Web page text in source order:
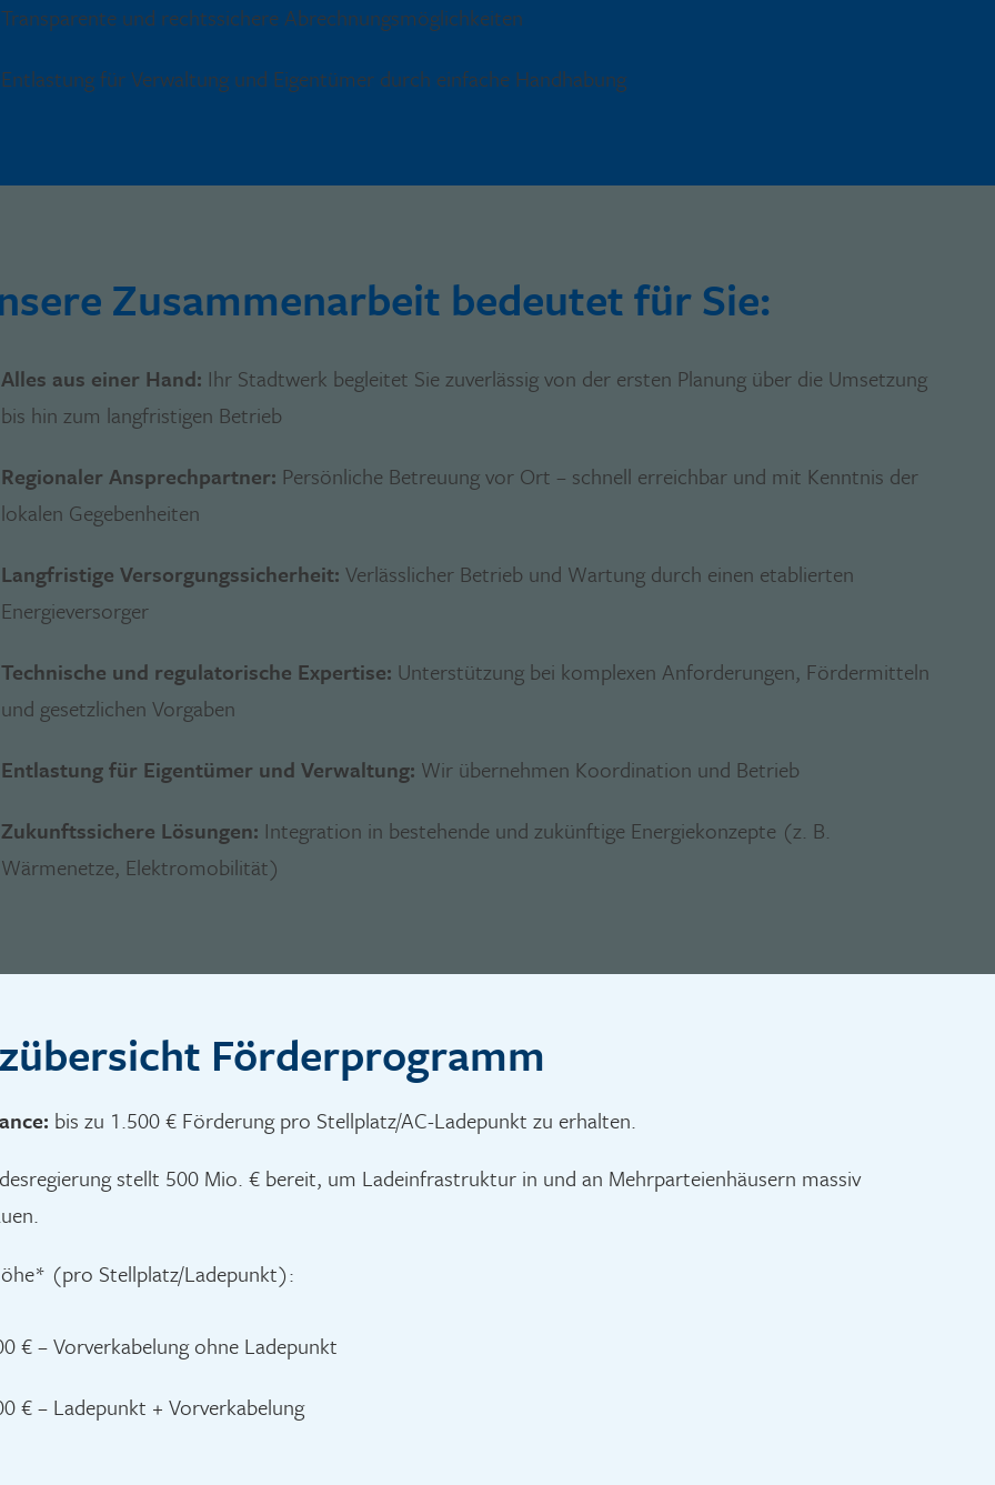
Transparente und rechtssichere Abrechnungsmöglichkeiten
Entlastung für Verwaltung und Eigentümer durch einfache Handhabung
Zusammenarbeit bedeutet für Sie:
Alles aus einer Hand: Ihr Stadtwerk begleitet Sie zuverlässig von der ersten Planung über die Umsetzung
bis hin zum langfristigen Betrieb
Regionaler Ansprechpartner: Persönliche Betreuung vor Ort – schnell erreichbar und mit Kenntnis der
lokalen Gegebenheiten
Langfristige Versorgungssicherheit: Verlässlicher Betrieb und Wartung durch einen etablierten
Energieversorger
Technische und regulatorische Expertise: Unterstützung bei komplexen Anforderungen, Fördermitteln
und gesetzlichen Vorgaben
Entlastung für Eigentümer und Verwaltung: Wir übernehmen Koordination und Betrieb
Zukunftssichere Lösungen: Integration in bestehende und zukünftige Energiekonzepte (z. B.
Wärmenetze, Elektromobilität)
Förderprogramm
bis zu 1.500 € Förderung pro Stellplatz/AC-Ladepunkt zu erhalten.
stellt 500 Mio. € bereit, um Ladeinfrastruktur in und an Mehrparteienhäusern massiv
(pro Stellplatz/Ladepunkt):
€ – Vorverkabelung ohne Ladepunkt
€ – Ladepunkt + Vorverkabelung